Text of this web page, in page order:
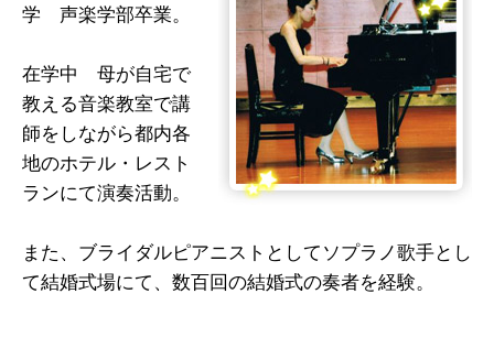
学 声楽学部卒業。
在学中 母が自宅で
教える音楽教室で講
師をしながら都内各
地のホテル・レスト
ランにて演奏活動。
また、ブライダルピアニストとしてソプラノ歌手とし
て結婚式場にて、数百回の結婚式の奏者を経験。